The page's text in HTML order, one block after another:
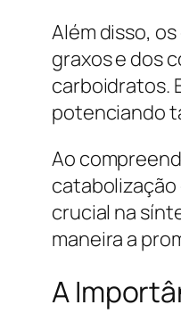
Além disso,
graxos e dos
carboidratos.
potenciando
Ao
catabolização
crucial na
maneira a
A